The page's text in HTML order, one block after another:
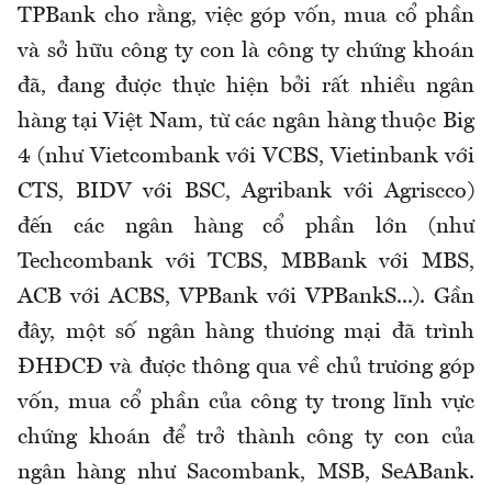
TPBank cho rằng, việc góp vốn, mua cổ phần
và sở hữu công ty con là công ty chứng khoán
đã, đang được thực hiện bởi rất nhiều ngân
hàng tại Việt Nam, từ các ngân hàng thuộc Big
4 (như Vietcombank với VCBS, Vietinbank với
CTS, BIDV với BSC, Agribank với Agriscco)
đến các ngân hàng cổ phần lớn (như
Techcombank với TCBS, MBBank với MBS,
ACB với ACBS, VPBank với VPBankS...). Gần
đây, một số ngân hàng thương mại đã trình
ĐHĐCĐ và được thông qua về chủ trương góp
vốn, mua cổ phần của công ty trong lĩnh vực
chứng khoán để trở thành công ty con của
ngân hàng như Sacombank, MSB, SeABank.